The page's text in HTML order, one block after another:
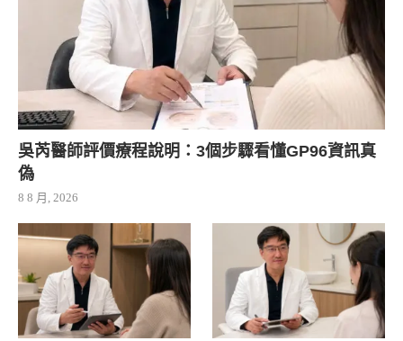
吳芮醫師評價療程說明：3個步驟看懂GP96資訊真
偽
8 8 月, 2026